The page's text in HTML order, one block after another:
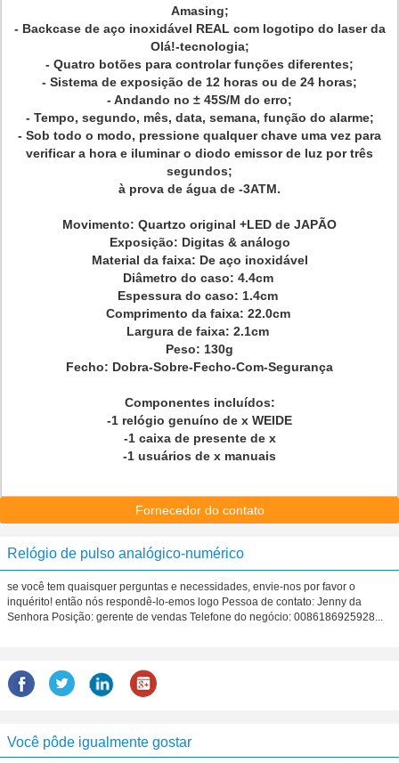
Amasing;
- Backcase de aço inoxidável REAL com logotipo do laser da
Olá!-tecnologia;
- Quatro botões para controlar funções diferentes;
- Sistema de exposição de 12 horas ou de 24 horas;
- Andando no ± 45S/M do erro;
- Tempo, segundo, mês, data, semana, função do alarme;
- Sob todo o modo, pressione qualquer chave uma vez para
verificar a hora e iluminar o diodo emissor de luz por três
segundos;
à prova de água de -3ATM.
Movimento: Quartzo original +LED de JAPÃO
Exposição: Digitas & análogo
Material da faixa: De aço inoxidável
Diâmetro do caso: 4.4cm
Espessura do caso: 1.4cm
Comprimento da faixa: 22.0cm
Largura de faixa: 2.1cm
Peso: 130g
Fecho: Dobra-Sobre-Fecho-Com-Segurança
Componentes incluídos:
-1 relógio genuíno de x WEIDE
-1 caixa de presente de x
-1 usuários de x manuais
Fornecedor do contato
Relógio de pulso analógico-numérico
se você tem quaisquer perguntas e necessidades, envie-nos por favor o
inquérito! então nós respondê-lo-emos logo Pessoa de contato: Jenny da
Senhora Posição: gerente de vendas Telefone do negócio: 0086186925928...
Você pôde igualmente gostar